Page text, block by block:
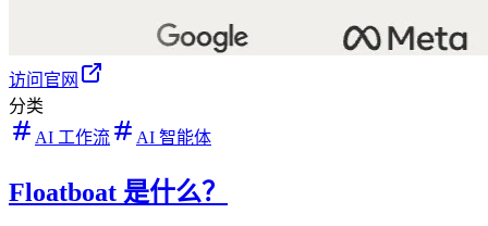
访问官网
分类
AI 工作流
AI 智能体
Floatboat 是什么？